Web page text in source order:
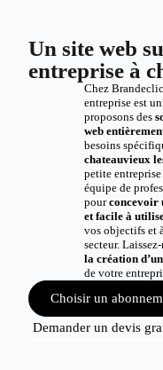
Un site web
entreprise à
Chez
entreprise est
proposons des
web
besoins
chateauvieux
petite
équipe de
pourconcevoir
et facile à
vos objectifs et
secteur.
la création
de votre
Choisir un
Demander un devis